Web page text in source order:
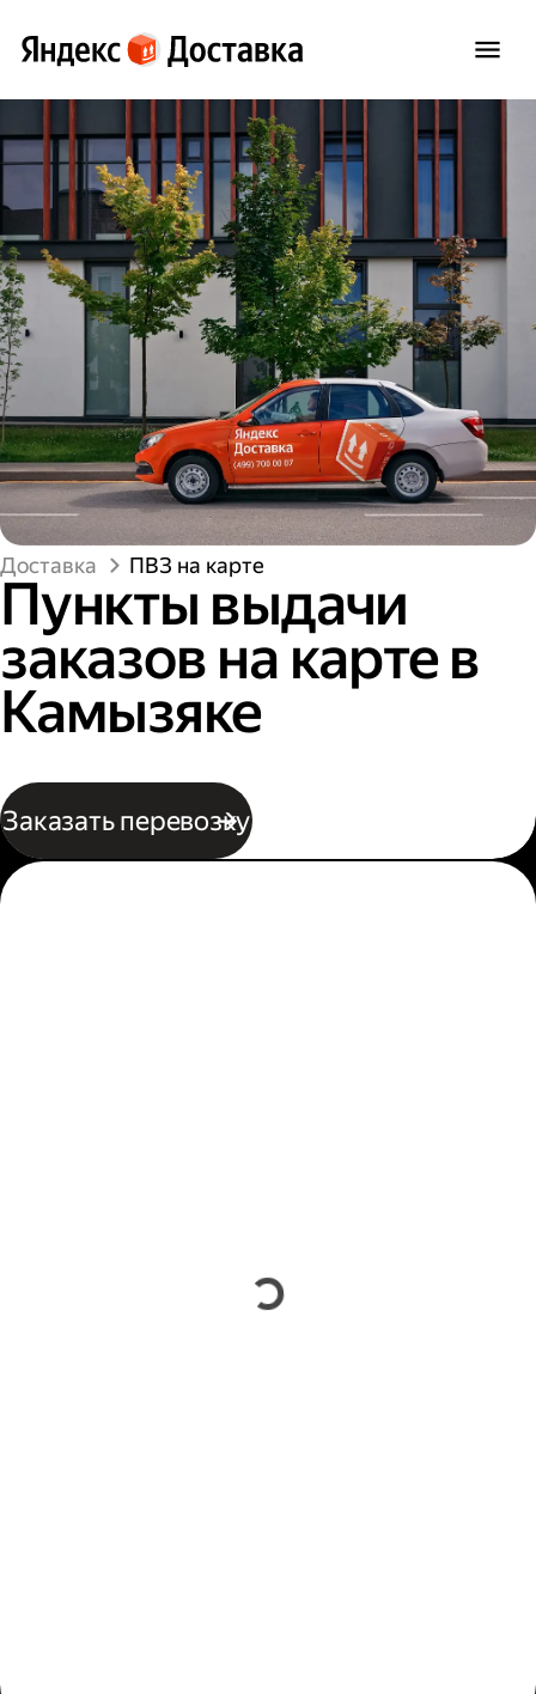
Доставка ПВЗ на карте
Пункты выдачи
заказов на карте в
Камызяке
Заказать перевозку